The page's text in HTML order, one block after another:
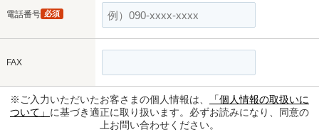
電話番号 必須
FAX
※ご入力いただいたお客さまの個人情報は、
「個人情報の取扱いに
ついて」 に基づき適正に取り扱います。必ずお読みになり、同意の
上お問い合わせください。